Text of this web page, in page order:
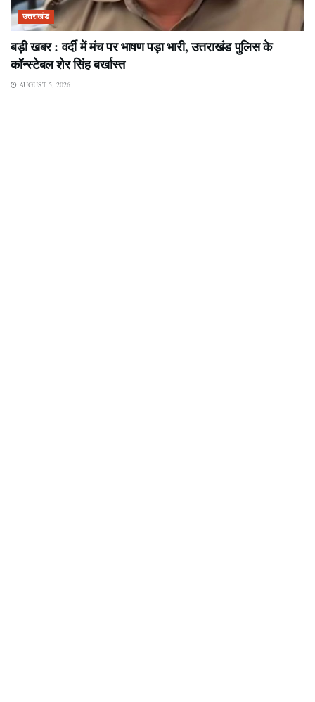
उत्तराखंड
बड़ी खबर : वर्दी में मंच पर भाषण पड़ा भारी, उत्तराखंड पुलिस के
कॉन्स्टेबल शेर सिंह बर्खास्त
AUGUST 5, 2026